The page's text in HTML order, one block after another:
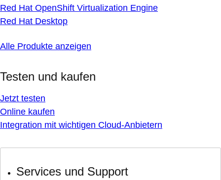
Red Hat OpenShift Virtualization Engine
Red Hat Desktop
Alle Produkte anzeigen
Testen und kaufen
Jetzt testen
Online kaufen
Integration mit wichtigen Cloud-Anbietern
Services und Support